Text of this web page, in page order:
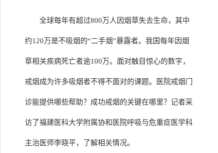
全球每年有超过800万人因烟草失去生命，其中
约120万是不吸烟的“二手烟”暴露者。我国每年因烟
草相关疾病死亡者逾100万。面对触目惊心的数字，
戒烟成为许多吸烟者不得不面对的课题。医院戒烟门
诊能提供哪些帮助？成功戒烟的关键在哪里？记者采
访了福建医科大学附属协和医院呼吸与危重症医学科
主治医师李晓平，了解相关情况。